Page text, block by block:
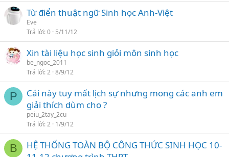
Từ điển thuật ngữ Sinh học Anh-Việt
Eve
Trả lời 0 5/11/12
Xin tài liệu học sinh giỏi môn sinh học
be_ngoc_2011
Trả lời 2 8/9/12
P
Cái này tuy mất lịch sự nhưng mong các anh em
giải thích dùm cho ?
peiu_2tay_2cu
Trả lời 2 1/9/12
B
HỆ THỐNG TOÀN BỘ CÔNG THỨC SINH HỌC 10-